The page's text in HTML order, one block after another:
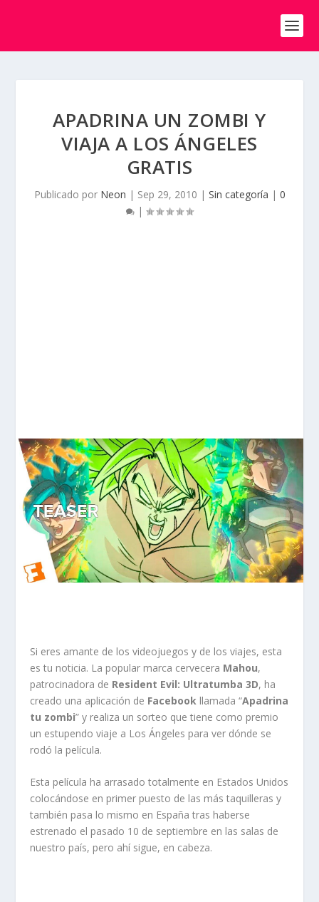
APADRINA UN ZOMBI Y
VIAJA A LOS ÁNGELES
GRATIS
Publicado por Neon | Sep 29, 2010 | Sin categoría | 0
|
Si eres amante de los videojuegos y de los viajes, esta
es tu noticia. La popular marca cervecera Mahou,
patrocinadora de Resident Evil: Ultratumba 3D, ha
creado una aplicación de Facebook llamada “Apadrina
tu zombi” y realiza un sorteo que tiene como premio
un estupendo viaje a Los Ángeles para ver dónde se
rodó la película.
Esta película ha arrasado totalmente en Estados Unidos
colocándose en primer puesto de las más taquilleras y
también pasa lo mismo en España tras haberse
estrenado el pasado 10 de septiembre en las salas de
nuestro país, pero ahí sigue, en cabeza.